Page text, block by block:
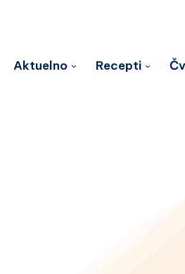
Aktuelno Recepti